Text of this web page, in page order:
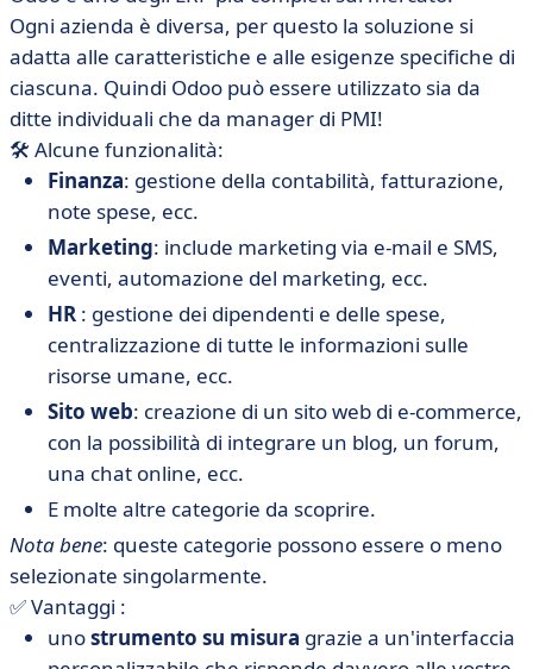
Ogni azienda è diversa, per questo la soluzione si
adatta alle caratteristiche e alle esigenze specifiche di
ciascuna. Quindi Odoo può essere utilizzato sia da
ditte individuali che da manager di PMI!
🛠 Alcune funzionalità:
Finanza: gestione della contabilità, fatturazione,
note spese, ecc.
Marketing: include marketing via e-mail e SMS,
eventi, automazione del marketing, ecc.
HR : gestione dei dipendenti e delle spese,
centralizzazione di tutte le informazioni sulle
risorse umane, ecc.
Sito web: creazione di un sito web di e-commerce,
con la possibilità di integrare un blog, un forum,
una chat online, ecc.
E molte altre categorie da scoprire.
Nota bene: queste categorie possono essere o meno
selezionate singolarmente.
✅ Vantaggi :
unostrumento su misura grazie a un'interfaccia